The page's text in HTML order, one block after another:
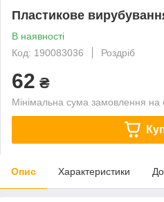
Пластикове
В наявності
Код: 190083036
Роздріб
62 ₴
Мінімальна сума замовлення на
Опис Характеристики